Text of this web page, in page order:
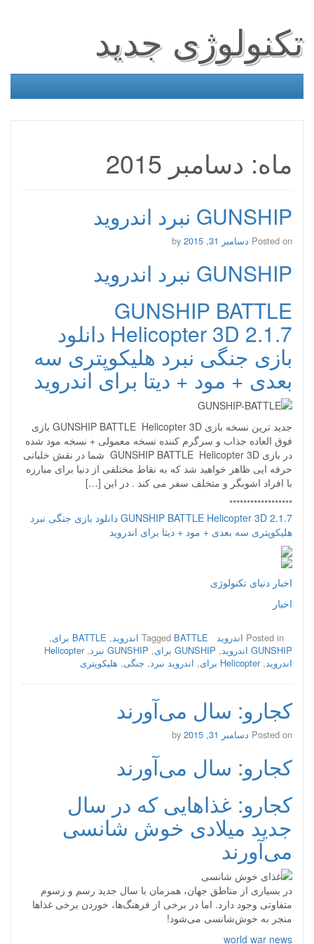
تکنولوژی جدید
ماه: دسامبر 2015
GUNSHIP نبرد اندروید
Posted on دسامبر 31, 2015
GUNSHIP نبرد اندروید
GUNSHIP BATTLE
Helicopter 3D 2.1.7 دانلود
بازی جنگی نبرد هلیکوپتری سه
بعدی + مود + دیتا برای اندروید
جدید ترین نسخه بازی GUNSHIP BATTLE Helicopter 3D بازی
فوق العاده جذاب و سرگرم کننده نسخه معمولی + نسخه مود شده
در بازی GUNSHIP BATTLE Helicopter 3D شما در نقش خلبانی
حرفه ایی ظاهر خواهید شد که به نقاط مختلفی از دنیا برای مبارزه
با افراد اشوبگر و متخلف سفر می کند . در این […]
******************
GUNSHIP BATTLE Helicopter 3D 2.1.7 دانلود بازی جنگی نبرد
هلیکوپتری سه بعدی + مود + دیتا برای اندروید
اخبار دنیای تکنولوژی
اخبار
Posted in اندروید Tagged BATTLE اندروید , BATTLE برای
,
GUNSHIP اندروید
, GUNSHIP برای , GUNSHIP نبرد ,
Helicopter
اندروید,Helicopter برای , اندروید نبرد, جنگی, هلیکوپتری
کجارو: سال می‌آورند
Posted on دسامبر 31, 2015
کجارو: سال می‌آورند
کجارو: غذاهایی که در سال
جدید میلادی خوش شانسی
می‌آورند
در بسیاری از مناطق جهان، همزمان با سال جدید رسم و رسوم
متفاوتی وجود دارد. اما در برخی از فرهنگ‌ها، خوردن برخی غذاها
منجر به خوش‌شانسی می‌شود!
world war news